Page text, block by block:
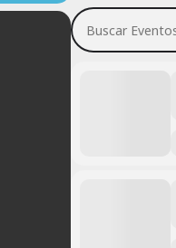
Buscar Eventos